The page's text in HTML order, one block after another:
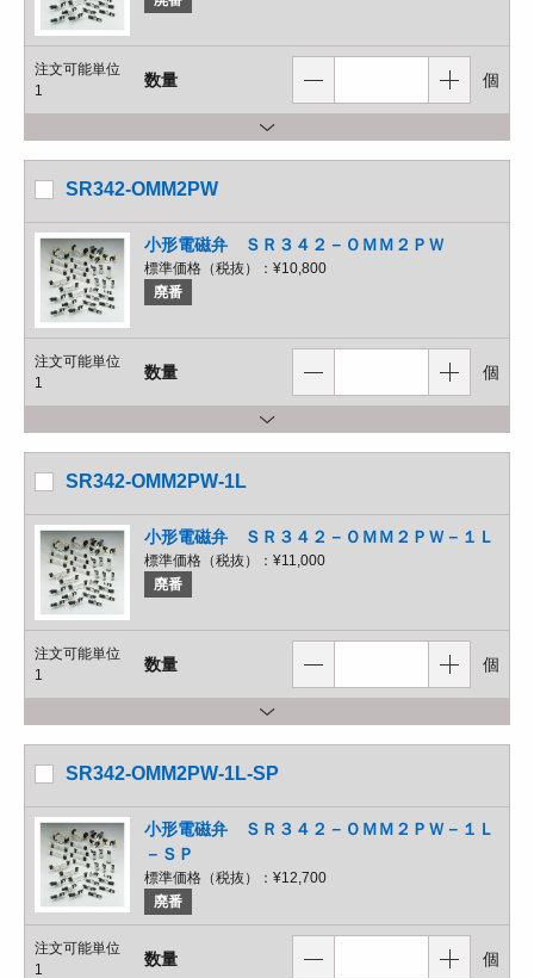
注文可能単位
1
数量 個
SR342-OMM2PW
小形電磁弁 ＳＲ３４２－ＯＭＭ２ＰＷ
標準価格（税抜）： ¥10,800
廃番
注文可能単位
1
数量 個
SR342-OMM2PW-1L
小形電磁弁 ＳＲ３４２－ＯＭＭ２ＰＷ－１Ｌ
標準価格（税抜）： ¥11,000
廃番
注文可能単位
1
数量 個
SR342-OMM2PW-1L-SP
小形電磁弁 ＳＲ３４２－ＯＭＭ２ＰＷ－１Ｌ
－ＳＰ
標準価格（税抜）： ¥12,700
廃番
注文可能単位
1
数量 個